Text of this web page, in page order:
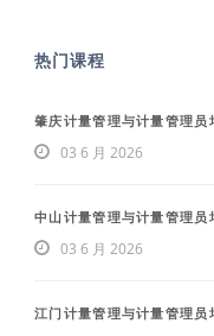
热门课程
肇庆计量管理与计量管理员
03 6 月 2026
中山计量管理与计量管理员
03 6 月 2026
江门计量管理与计量管理员